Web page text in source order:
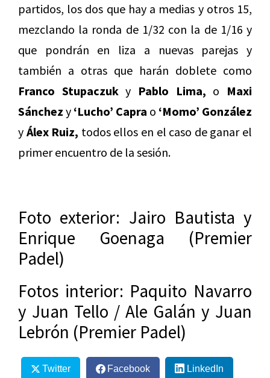
partidos, los dos que hay a medias y otros 15,
mezclando la ronda de 1/32 con la de 1/16 y
que pondrán en liza a nuevas parejas y
también a otras que harán doblete como
Franco Stupaczuky Pablo Lima, o Maxi
Sánchez y ‘Lucho’ Capra o ‘Momo’ González
y Álex Ruiz, todos ellos en el caso de ganar el
primer encuentro de la sesión.
Foto exterior: Jairo Bautista y
Enrique Goenaga (Premier
Padel)
Fotos interior: Paquito Navarro
y Juan Tello / Ale Galán y Juan
Lebrón (Premier Padel)
Twitter Facebook LinkedIn